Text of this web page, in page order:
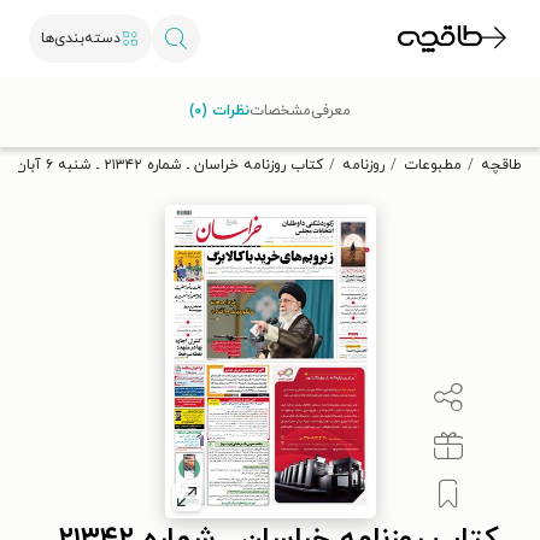
دسته‌بندی‌ها
تخفیف از طاقچه دریافت کن.
طاقچه مطبوعات روزنامه کتاب روزنامه خراسان ـ شماره ۲۱۳۴۲ ـ شنبه ۶ آبان ماه ۱۴۰۲
معرفیمشخصاتنظرات (۰)